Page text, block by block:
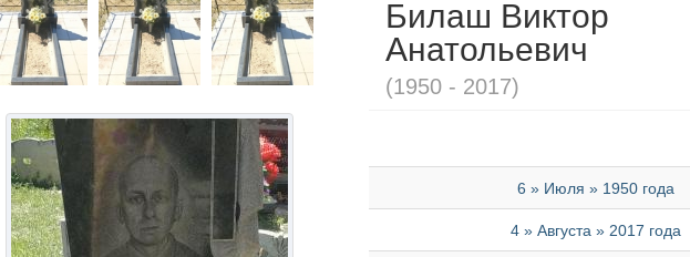
Билаш Виктор
Анатольевич
(1950 - 2017)
6 » Июля » 1950 года
4 » Августа » 2017 года